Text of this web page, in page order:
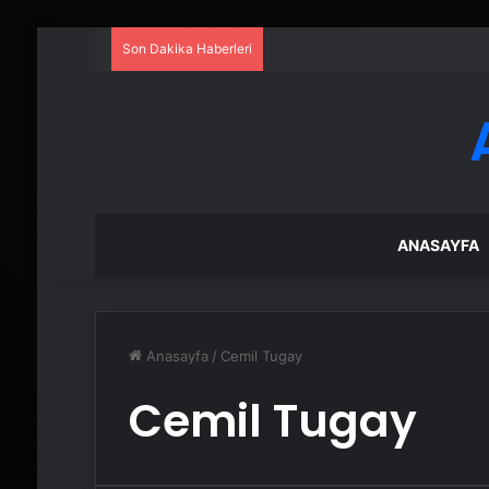
Son Dakika Haberleri
ANASAYFA
Anasayfa / Cemil Tugay
Cemil Tugay